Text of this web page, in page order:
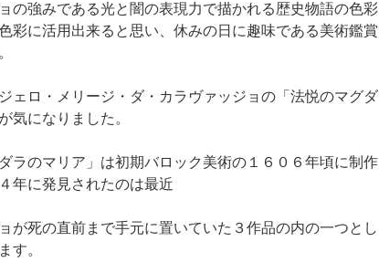
の強みである光と闇の表現力で描かれる歴史物語の色彩
彩に活用出来ると思い、休みの日に趣味である美術鑑賞
ェロ・メリージ・ダ・カラヴァッジョの「法悦のマグダ
気になりました。
ダラのマリア」は初期バロック美術の１６０６年頃に制作
年に発見されたのは最近
が死の直前まで手元に置いていた３作品の内の一つとし
す。